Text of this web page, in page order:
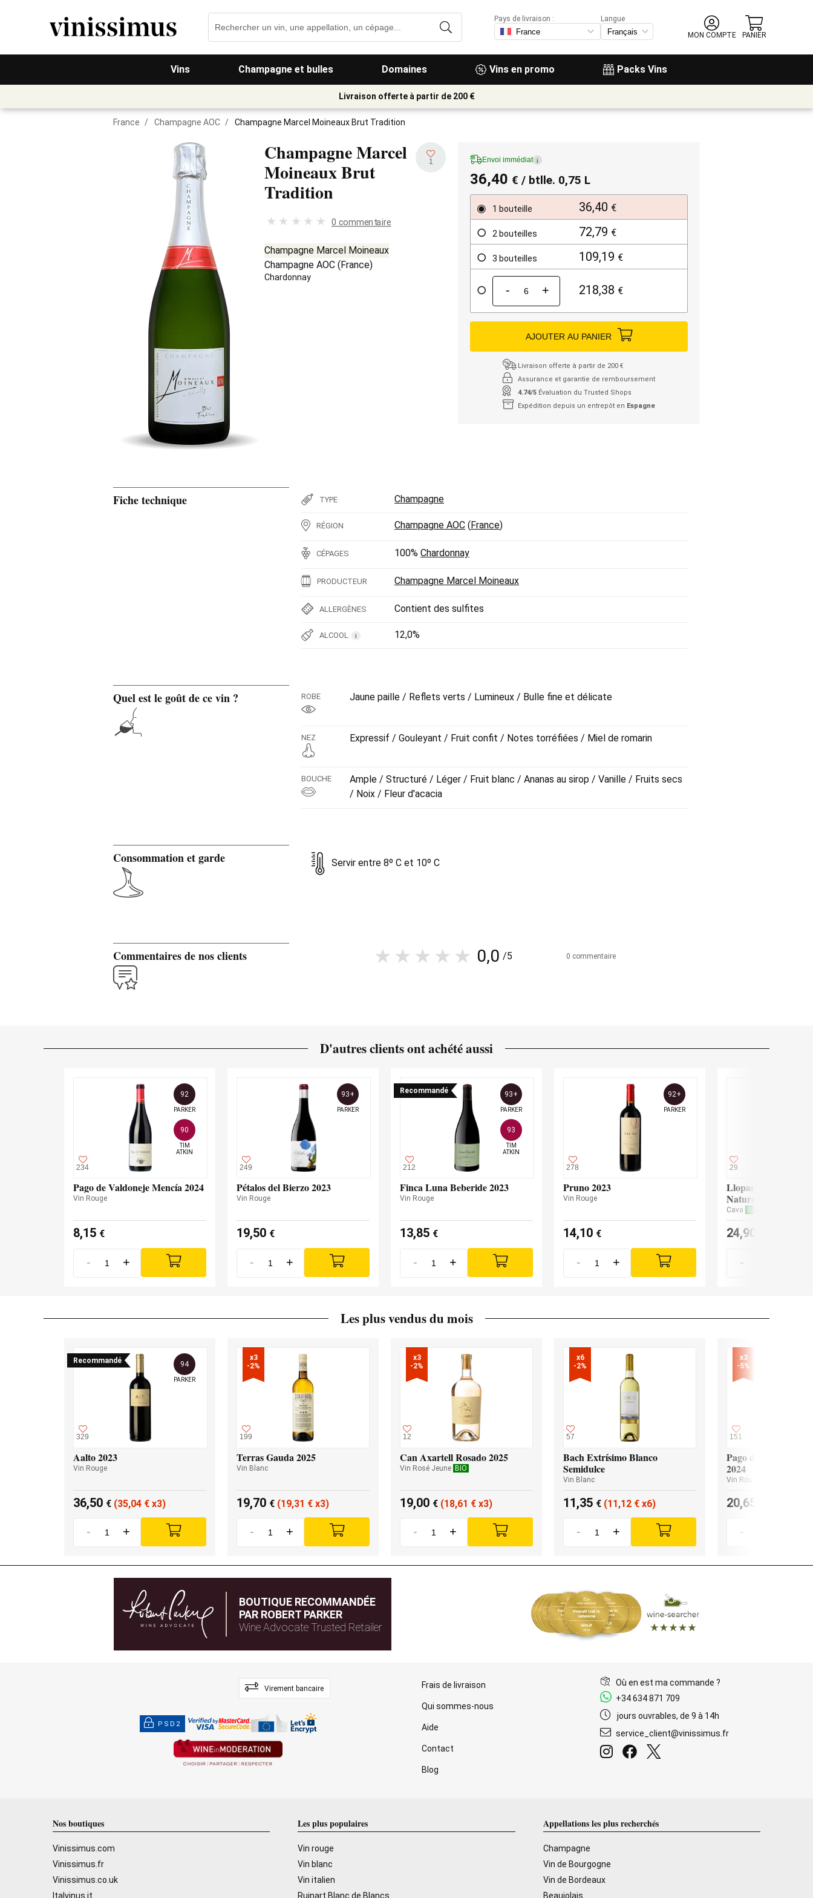
Vins Champagne et bulles Domaines Vins en promo Packs Vins
Pays de livraison :
Langue
MON COMPTE
PANIER
Livraison offerte à partir de 200 €
France / Champagne AOC / Champagne Marcel Moineaux Brut Tradition
Champagne Marcel
Moineaux Brut
Tradition
1
0 commentaire
Champagne Marcel Moineaux
Champagne AOC (France)
Chardonnay
Envoi immédiat i
36,40 € / btlle. 0,75 L
1 bouteille 36,40 €
2 bouteilles 72,79 €
3 bouteilles 109,19 €
- + 218,38 €
AJOUTER AU PANIER
Livraison offerte à partir de 200 €
Assurance et garantie de remboursement
4.74/5 Évaluation du Trusted Shops
Expédition depuis un entrepôt en Espagne
Fiche technique TYPE Champagne
RÉGION Champagne AOC (France)
CÉPAGES 100% Chardonnay
PRODUCTEUR Champagne Marcel Moineaux
ALLERGÈNES Contient des sulfites
ALCOOL i 12,0%
Quel est le goût de ce vin ? ROBE Jaune paille / Reflets verts / Lumineux / Bulle fine et délicate
NEZ Expressif / Gouleyant / Fruit confit / Notes torréfiées / Miel de romarin
BOUCHE
Ample / Structuré / Léger / Fruit blanc / Ananas au sirop / Vanille / Fruits secs
/ Noix / Fleur d'acacia
Consommation et garde Servir entre 8º C et 10º C
Commentaires de nos clients 0,0 /5 0 commentaire
D'autres clients ont achété aussi
234
92
PARKER
90
TIM
ATKIN
Pago de Valdoneje Mencía 2024
Vin Rouge
8,15 €
- +
249
93+
PARKER
Pétalos del Bierzo 2023
Vin Rouge
19,50 €
- +
Recommandé
212
93+
PARKER
93
TIM
ATKIN
Finca Luna Beberide 2023
Vin Rouge
13,85 €
- +
278
92+
PARKER
Pruno 2023
Vin Rouge
14,10 €
- +
29
Llopart
Nature 2022
Cava BIO
24,90
-
Les plus vendus du mois
Recommandé
329
94
PARKER
Aalto 2023
Vin Rouge
36,50 € (35,04 € x3)
- +
x3
-2%
199
Terras Gauda 2025
Vin Blanc
19,70 € (19,31 € x3)
- +
x3
-2%
12
Can Axartell Rosado 2025
Vin Rosé Jeune BIO
19,00 € (18,61 € x3)
- +
x6
-2%
57
Bach Extrísimo Blanco
Semidulce
Vin Blanc
11,35 € (11,12 € x6)
- +
x3
-5%
151
Pago de los
2024
Vin Rouge
20,65
-
BOUTIQUE RECOMMANDÉE
PAR ROBERT PARKER
Wine Advocate Trusted Retailer
Virement bancaire
PSD2
Frais de livraison
Qui sommes-nous
Aide
Contact
Blog
Où en est ma commande ?
+34 634 871 709
jours ouvrables, de 9 à 14h
service_client@vinissimus.fr
Nos boutiques
Vinissimus.com
Vinissimus.fr
Vinissimus.co.uk
Italvinus.it
Les plus populaires
Vin rouge
Vin blanc
Vin italien
Ruinart Blanc de Blancs
Appellations les plus recherchés
Champagne
Vin de Bourgogne
Vin de Bordeaux
Beaujolais